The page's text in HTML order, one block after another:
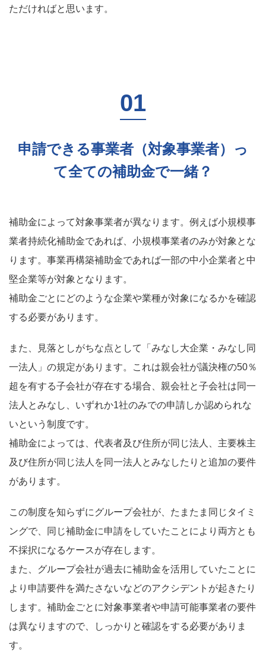
ただければと思います。
申請できる事業者（対象事業者）っ
て全ての補助金で一緒？
補助金によって対象事業者が異なります。例えば小規模事
業者持続化補助金であれば、小規模事業者のみが対象とな
ります。事業再構築補助金であれば一部の中小企業者と中
堅企業等が対象となります。
補助金ごとにどのような企業や業種が対象になるかを確認
する必要があります。
また、見落としがちな点として「みなし大企業・みなし同
一法人」の規定があります。これは親会社が議決権の50％
超を有する子会社が存在する場合、親会社と子会社は同一
法人とみなし、いずれか1社のみでの申請しか認められな
いという制度です。
補助金によっては、代表者及び住所が同じ法人、主要株主
及び住所が同じ法人を同一法人とみなしたりと追加の要件
があります。
この制度を知らずにグループ会社が、たまたま同じタイミ
ングで、同じ補助金に申請をしていたことにより両方とも
不採択になるケースが存在します。
また、グループ会社が過去に補助金を活用していたことに
より申請要件を満たさないなどのアクシデントが起きたり
します。補助金ごとに対象事業者や申請可能事業者の要件
は異なりますので、しっかりと確認をする必要がありま
す。